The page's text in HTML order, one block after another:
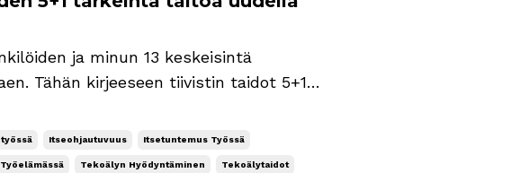
ja minun 13 keskeisintä
Tähän kirjeeseen tiivistin taidot 5+1
oppia niitä hyödyntämällä ChatGPT:n
kirjoittanut samoista
Itseohjautuvuus Itsetuntemus Työssä
Tekoälyn Hyödyntäminen Tekoälytaidot